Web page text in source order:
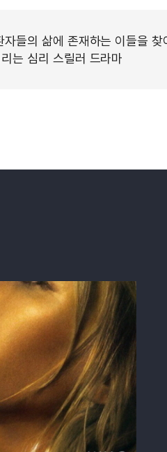
들의 삶에 존재하는 이들을 찾
는 심리 스릴러 드라마